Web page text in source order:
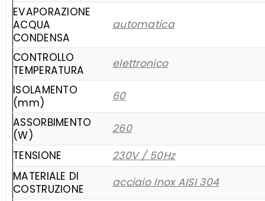
EVAPORAZIONE
ACQUA
CONDENSA
automatica
CONTROLLO
TEMPERATURA
elettronico
ISOLAMENTO
(mm)
60
ASSORBIMENTO
(W)
260
TENSIONE
230V / 50Hz
MATERIALE DI
COSTRUZIONE
acciaio Inox AISI 304